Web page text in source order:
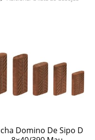
Domino De Sipo D